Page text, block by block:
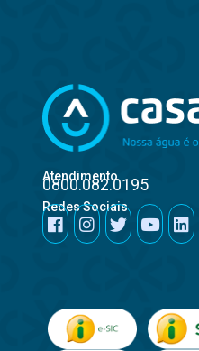
Atendimento
0800.082.0195
Redes Sociais